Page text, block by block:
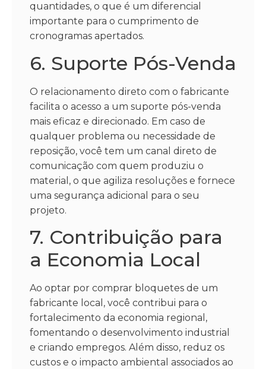
quantidades, o que é um diferencial
importante para o cumprimento de
cronogramas apertados.
6. Suporte Pós-Venda
O relacionamento direto com o fabricante
facilita o acesso a um suporte pós-venda
mais eficaz e direcionado. Em caso de
qualquer problema ou necessidade de
reposição, você tem um canal direto de
comunicação com quem produziu o
material, o que agiliza resoluções e fornece
uma segurança adicional para o seu
projeto.
7. Contribuição para
a Economia Local
Ao optar por comprar bloquetes de um
fabricante local, você contribui para o
fortalecimento da economia regional,
fomentando o desenvolvimento industrial
e criando empregos. Além disso, reduz os
custos e o impacto ambiental associados ao